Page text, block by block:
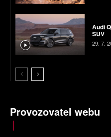
Audi
SUV
29. 7.
Provozovatel webu